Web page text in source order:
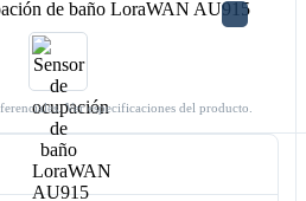
Ver especificaciones del producto.